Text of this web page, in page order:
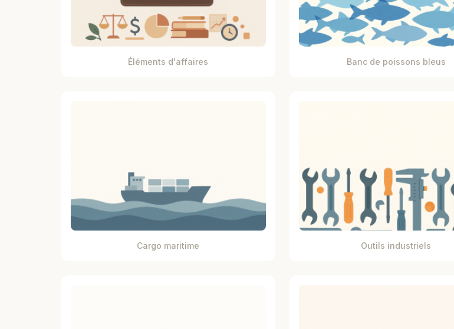
Éléments d'affaires Banc de poissons bleus
Cargo maritime Outils industriels